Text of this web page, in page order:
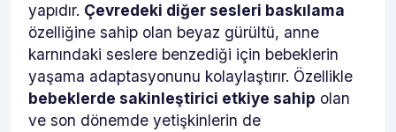
yapıdır. Çevredeki diğer sesleri baskılama
özelliğine sahip olan beyaz gürültü, anne
karnındaki seslere benzediği için bebeklerin
yaşama adaptasyonunu kolaylaştırır. Özellikle
bebeklerde sakinleştirici etkiye sahip olan
ve son dönemde yetişkinlerin de